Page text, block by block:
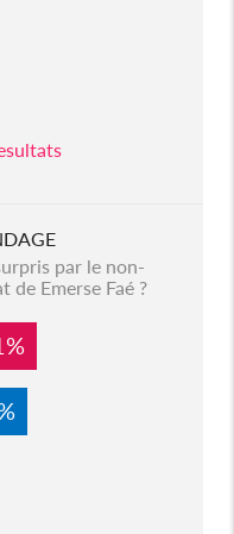
par le non-
Emerse Faé ?